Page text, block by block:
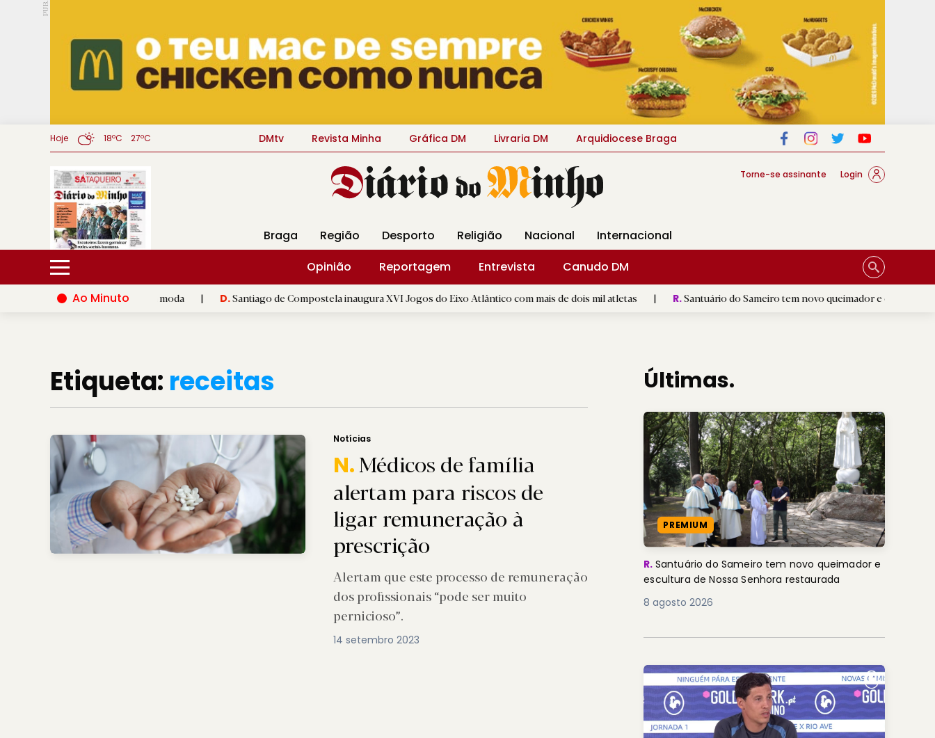
PUB.
Hoje 18ºC 27ºC DMtv Revista Minha Gráfica DM Livraria DM Arquidiocese Braga
Torne-se assinante Login
Braga Região Desporto Religião Nacional
Internacional
Opinião
Reportagem Entrevista
Canudo DM
Ao Minuto
do mundo da moda D.Santiago de Compostela inaugura XVI Jogos do Eixo Atlântico com mais de dois mil atletas | R.Santuário do Sameiro tem novo queimador e escultura de Nossa
Etiqueta: receitas
Notícias
N.Médicos de família
alertam para riscos de
ligar remuneração à
prescrição
Alertam que este processo de remuneração
dos profissionais “pode ser muito
pernicioso”.
14 setembro 2023
Últimas.
PREMIUM
R. Santuário do Sameiro tem novo queimador e
escultura de Nossa Senhora restaurada
8 agosto 2026